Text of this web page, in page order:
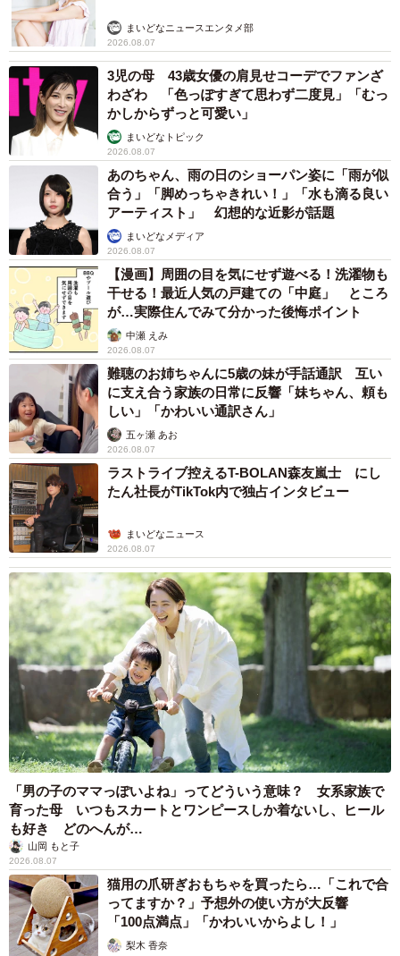
まいどなニュースエンタメ部
2026.08.07
3児の母 43歳女優の肩見せコーデでファンざ
わざわ 「色っぽすぎて思わず二度見」「むっ
かしからずっと可愛い」
まいどなトピック
2026.08.07
あのちゃん、雨の日のショーパン姿に「雨が似
合う」「脚めっちゃきれい！」「水も滴る良い
アーティスト」 幻想的な近影が話題
まいどなメディア
2026.08.07
【漫画】周囲の目を気にせず遊べる！洗濯物も
干せる！最近人気の戸建ての「中庭」 ところ
が…実際住んでみて分かった後悔ポイント
中瀬 えみ
2026.08.07
難聴のお姉ちゃんに5歳の妹が手話通訳 互い
に支え合う家族の日常に反響「妹ちゃん、頼も
しい」「かわいい通訳さん」
五ヶ瀬 あお
2026.08.07
ラストライブ控えるT-BOLAN森友嵐士 にし
たん社長がTikTok内で独占インタビュー
まいどなニュース
2026.08.07
「男の子のママっぽいよね」ってどういう意味？ 女系家族で
育った母 いつもスカートとワンピースしか着ないし、ヒール
も好き どのへんが…
山岡 もと子
2026.08.07
猫用の爪研ぎおもちゃを買ったら…「これで合
ってますか？」予想外の使い方が大反響
「100点満点」「かわいいからよし！」
梨木 香奈